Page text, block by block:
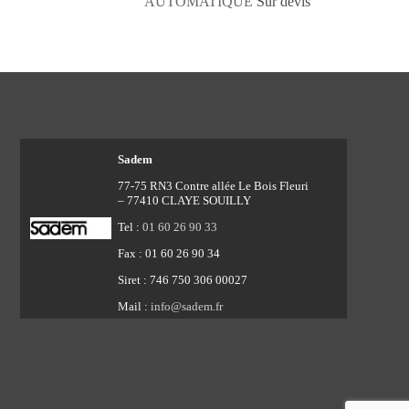
Sadem
77-75 RN3 Contre allée Le Bois Fleuri
– 77410 CLAYE SOUILLY
Tel :01 60 26 90 33
Fax : 01 60 26 90 34
Siret : 746 750 306 00027
Mail :info@sadem.fr